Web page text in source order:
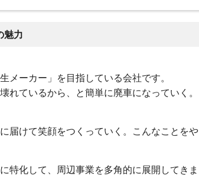
魅力
メーカー」を目指している会社です。
れているから、と簡単に廃車になっていく。
届けて笑顔をつくっていく。こんなことをや
特化して、周辺事業を多角的に展開してきま